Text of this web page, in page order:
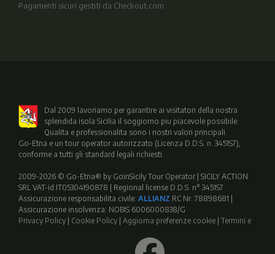
Pagamenti sicuri gestiti da Checkout.com
Dal 2009 lavoriamo per garantire ai visitatori della nostra
splendida isola Sicilia il soggiorno piu piacevole possibile.
Qualita e professionalita sono i nostri valori principali.
Go-Etna e un tour operator autorizzato (Licenza D.D.S. n. 3451S7),
conforme a tutti gli standard legali richiesti.
2009-2026 © Go-Etna® by GoinSicily Tour Operator | SICILY ACTION
SRL VAT-id:IT05304190878 | Regional license D.D.S. n° 3451S7
Assicurazione responsabilita civile: ALLIANZ RC Nr.:78898681 |
Assicurazione insolvenza: NOBIS 6006000838/G
Privacy Policy
Cookie Policy Aggiorna preferenze cookie Termini e